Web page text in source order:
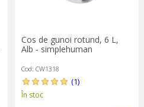
Cos de gunoi rotund, 6 L,
Alb - simplehuman
Cod: CW1318
(1)
În stoc